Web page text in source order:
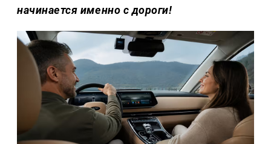
начинается именно с дороги!